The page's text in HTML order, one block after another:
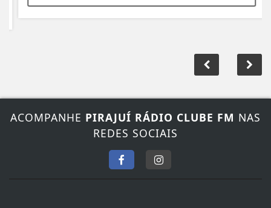
REDES SOCIAIS